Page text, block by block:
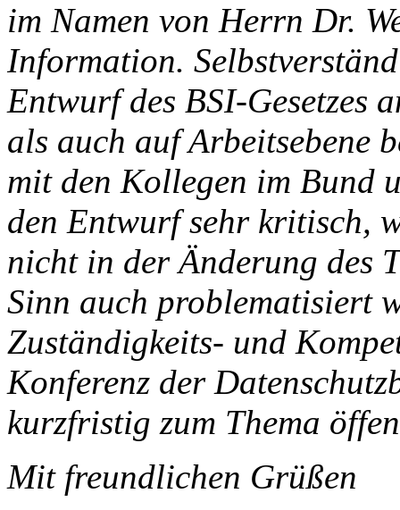
im Namen von Herrn Dr.
Information.
Entwurf des BSI-Gesetzes
als auch auf Arbeitsebene
mit den Kollegen im Bund
den Entwurf sehr kritisch,
nicht in der Änderung des
Sinn auch problematisiert
Zuständigkeits- und
Konferenz der
kurzfristig zum Thema
Mit freundlichen Grüßen